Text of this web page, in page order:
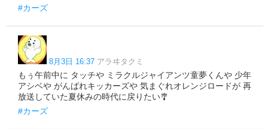
#カーズ
8月3日 16:37 アラヰタクミ
もぅ午前中に タッチや ミラクルジャイアンツ童夢くんや 少年
アシベや がんばれキッカーズや 気まぐれオレンジロードが 再
放送していた夏休みの時代に戻りたい🎐
#カーズ